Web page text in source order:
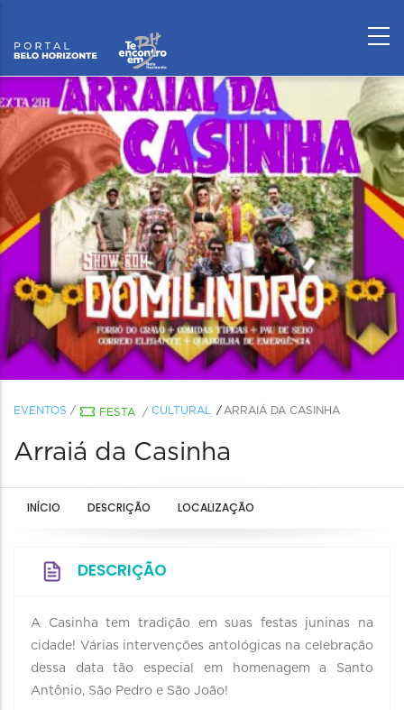
EVENTOS / FESTA / CULTURAL ARRAIÁ DA CASINHA
Arraiá da Casinha
INÍCIO DESCRIÇÃO LOCALIZAÇÃO
DESCRIÇÃO
A Casinha tem tradição em suas festas juninas na
cidade! Várias intervenções antológicas na celebração
dessa data tão especial em homenagem a Santo
Antônio, São Pedro e São João!